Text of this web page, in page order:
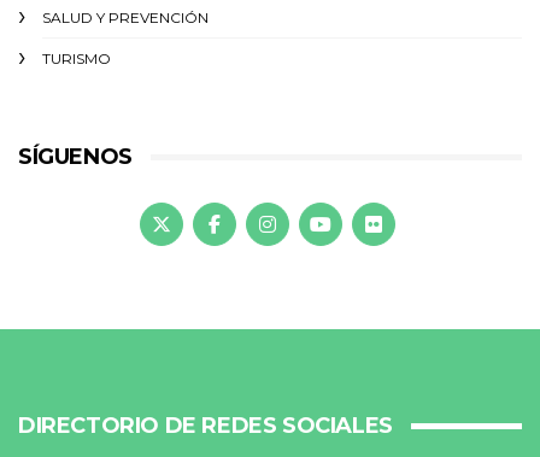
SALUD Y PREVENCIÓN
TURISMO
SÍGUENOS
DIRECTORIO DE REDES SOCIALES